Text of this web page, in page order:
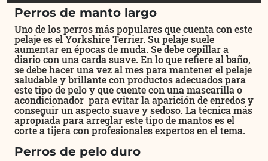
Perros de manto largo
Uno de los perros más populares que cuenta con este
pelaje es el Yorkshire Terrier. Su pelaje suele
aumentar en épocas de muda. Se debe cepillar a
diario con una carda suave. En lo que refiere al baño,
se debe hacer una vez al mes para mantener el pelaje
saludable y brillante con productos adecuados para
este tipo de pelo y que cuente con una mascarilla o
acondicionador para evitar la aparición de enredos y
conseguir un aspecto suave y sedoso. La técnica más
apropiada para arreglar este tipo de mantos es el
corte a tijera con profesionales expertos en el tema.
Perros de pelo duro